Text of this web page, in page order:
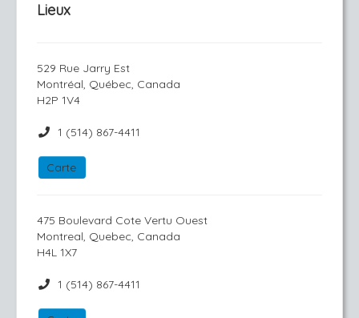
Lieux
529 Rue Jarry Est
Montréal, Québec, Canada
H2P 1V4
1 (514) 867-4411
Carte
475 Boulevard Cote Vertu Ouest
Montreal, Quebec, Canada
H4L 1X7
1 (514) 867-4411